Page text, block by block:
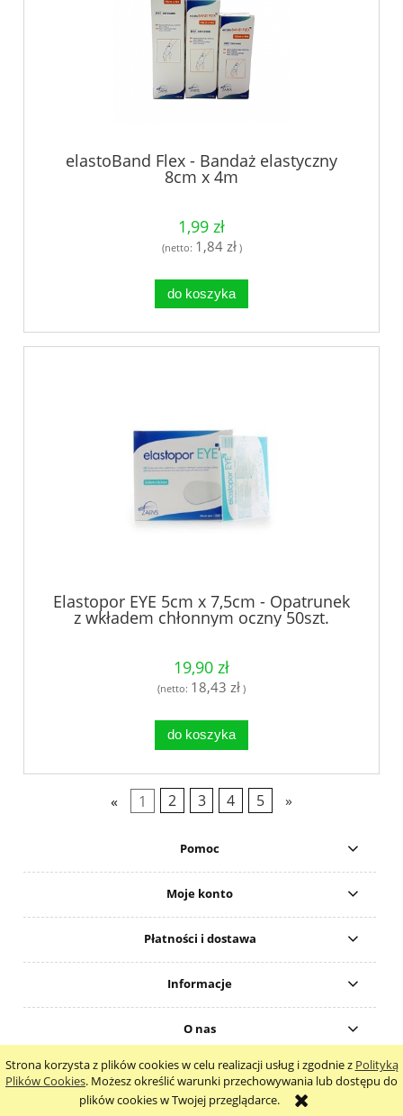
Strona korzysta z plików cookies w celu realizacji usług i zgodnie z Polityką
Plików Cookies. Możesz określić warunki przechowywania lub dostępu do
plików cookies w Twojej przeglądarce.
elastoBand Flex - Bandaż elastyczny
8cm x 4m
1,99 zł
(netto: 1,84 zł)
do koszyka
Elastopor EYE 5cm x 7,5cm - Opatrunek
z wkładem chłonnym oczny 50szt.
19,90 zł
(netto: 18,43 zł )
do koszyka
« 1 2 3 4 5 »
Pomoc
Moje konto
Płatności i dostawa
Informacje
O nas
pokaż pełną wersję strony
Sklep internetowy Shoper.pl